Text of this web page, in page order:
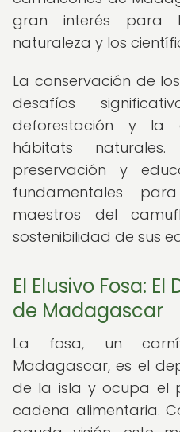
gran interés para
naturaleza y los
La conservación de
desafíos
deforestación y la
hábitats
preservación y
fundamentales
maestros del
sostenibilidad de sus
El Elusivo Fosa:
de Madagascar
La fosa, un
Madagascar, es el
de la isla y ocupa el
cadena alimentaria.